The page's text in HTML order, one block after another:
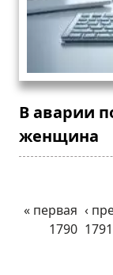
В аварии
женщина
« первая ‹
1790 1791